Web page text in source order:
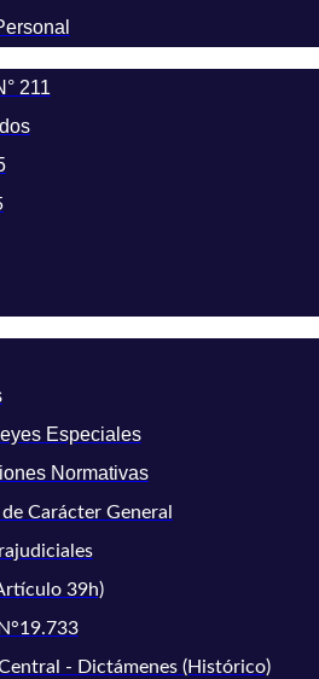
211
Especiales
Normativas
Carácter General
39h)
- Dictámenes (Histórico)